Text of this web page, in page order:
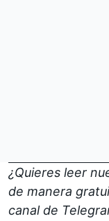
¿Quieres leer
de manera
canal de